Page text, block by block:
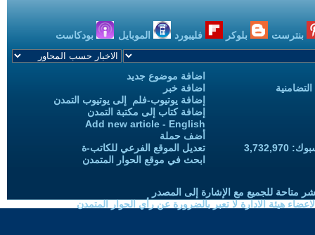
بنترست بلوكر فليبورد الموبايل بودكاست
اضافة موضوع جديد
اضافة خبر
إضافة يوتيوب-فلم إلى يوتيوب التمدن
إضافة كتاب إلى مكتبة التمدن
Add new article - English
أضف حملة
تعديل الموقع الفرعي للكاتب-ة
ابحث في موقع الحوار المتمدن
متاحة للجميع مع الإشارة إلى المصدر
هيئة الادارة لا تعبر بالضرورة عن رأي الحوار المتمدن